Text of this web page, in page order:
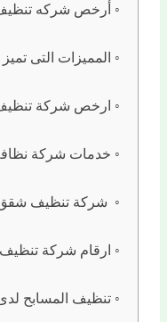
أرخص شركه تنظيف
المميزات التى
ارخص شركة تنظيف
خدمات شركة
شركة تنظيف شقق
ارقام شركة تنظيف
تنظيف المسابح